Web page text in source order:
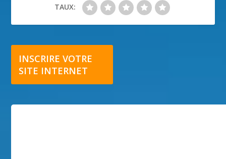
TAUX:
INSCRIRE VOTRE
SITE INTERNET